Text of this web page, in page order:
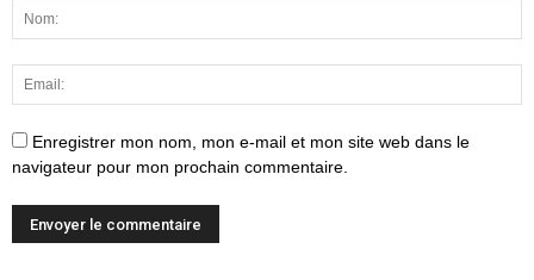
Enregistrer mon nom, mon e-mail et mon site web dans le
navigateur pour mon prochain commentaire.